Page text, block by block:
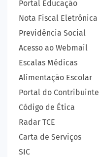
Portal Educação
Nota Fiscal Eletrônica
Previdência Social
Acesso ao Webmail
Escalas Médicas
Alimentação Escolar
Portal do Contribuinte
Código de Ética
Radar TCE
Carta de Serviços
SIC